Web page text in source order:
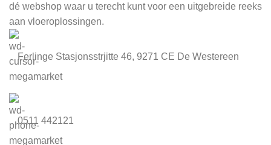
dé webshop waar u terecht kunt voor een uitgebreide reeks
aan vloeroplossingen.
Ferlinge Stasjonsstrjitte 46, 9271 CE De Westereen
0511 442121